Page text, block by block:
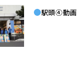
駅頭④動画